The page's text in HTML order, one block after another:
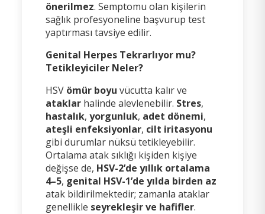
önerilmez. Semptomu olan kişilerin
sağlık profesyoneline başvurup test
yaptırması tavsiye edilir.
Genital Herpes Tekrarlıyor mu?
Tetikleyiciler Neler?
HSV ömür boyu vücutta kalır ve
ataklarhalinde alevlenebilir. Stres,
hastalık, yorgunluk, adet dönemi,
ateşli enfeksiyonlar, cilt iritasyonu
gibi durumlar nüksü tetikleyebilir.
Ortalama atak sıklığı kişiden kişiye
değişse de, HSV-2’de yıllık ortalama
4–5, genital HSV-1’de yılda birden az
atak bildirilmektedir; zamanla ataklar
genellikle seyrekleşir ve hafifler.